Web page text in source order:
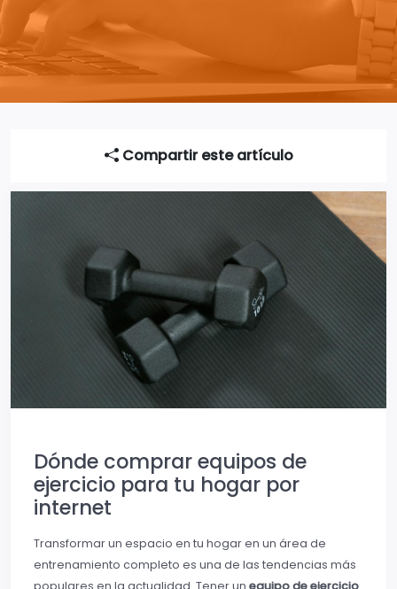
Compartir este artículo
Dónde comprar equipos de
ejercicio para tu hogar por
internet
Transformar un espacio en tu hogar en un área de
entrenamiento completo es una de las tendencias más
populares en la actualidad. Tener un equipo de ejercicio